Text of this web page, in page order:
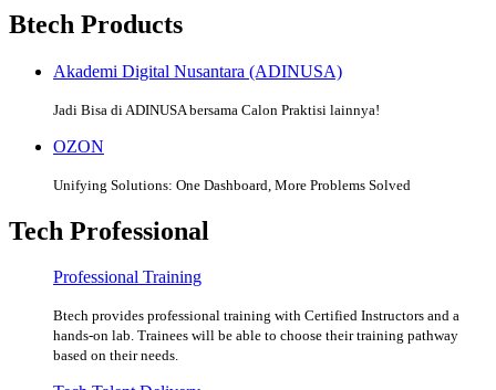
Btech Products
Akademi Digital Nusantara (ADINUSA)
Jadi Bisa di ADINUSA bersama Calon Praktisi lainnya!
OZON
Unifying Solutions: One Dashboard, More Problems Solved
Tech Professional
Professional Training
Btech provides professional training with Certified Instructors and a
hands-on lab. Trainees will be able to choose their training pathway
based on their needs.